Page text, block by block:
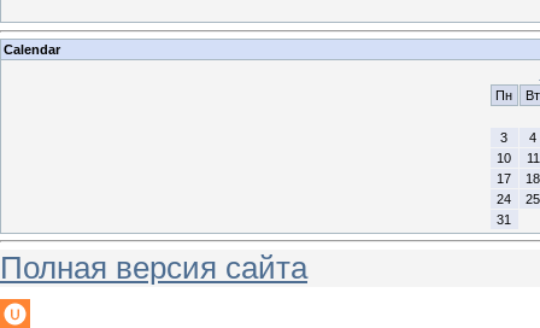
Calendar
Пн
Вт
3
4
10
11
17
18
24
25
31
Полная версия сайта